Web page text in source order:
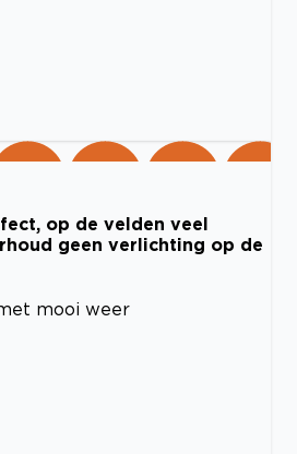
op de velden veel
geen verlichting op de
mooi weer